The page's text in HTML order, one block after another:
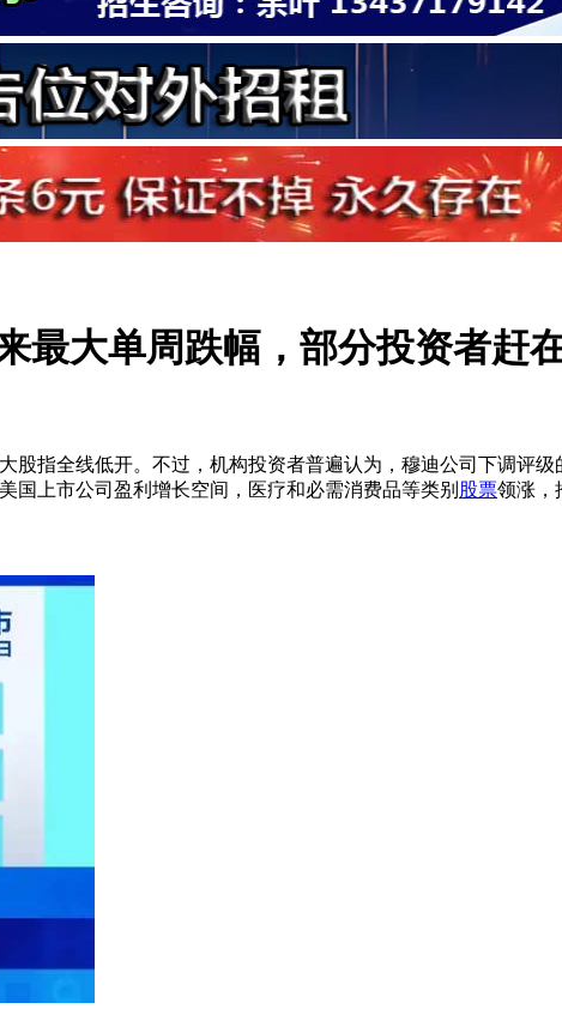
最大单周跌幅，部分投资者赶
指全线低开。不过，机构投资者普遍认为，穆迪公司下调评
国上市公司盈利增长空间，医疗和必需消费品等类别 股票领涨，